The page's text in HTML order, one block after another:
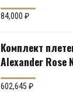
84,000₽
Комплект
Alexander
группа для
террасы)
602,645₽